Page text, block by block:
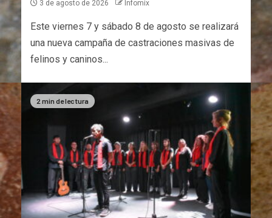
3 de agosto de 2026 Infomix
Este viernes 7 y sábado 8 de agosto se realizará
una nueva campaña de castraciones masivas de
felinos y caninos...
2 min de lectura